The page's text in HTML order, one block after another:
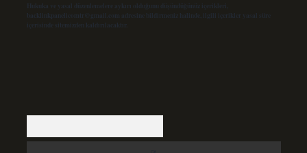
Hukuka ve yasal düzenlemelere aykırı olduğunu düşündüğünüz içerikleri,
backlinkpanelicomtr@gmail.com adresine bildirmeniz halinde, ilgili içerikler yasal süre
içerisinde sitemizden kaldırılacaktır.